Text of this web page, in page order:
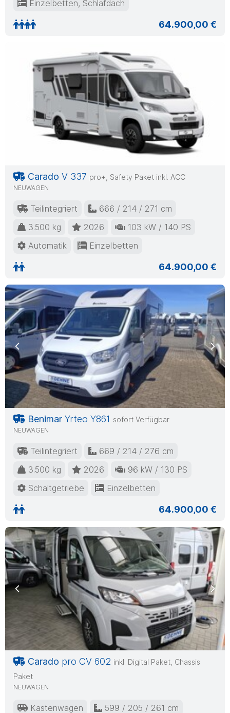
Einzelbetten, Schlafdach
64.900,00 €
Previous
Carado V 337 pro+, Safety Paket inkl. ACC
NEUWAGEN
Teilintegriert
666 / 214 / 271 cm
3.500 kg
2026
103 kW / 140 PS
Automatik
Einzelbetten
64.900,00 €
Previous Next
Benimar Yrteo Y861 sofort Verfügbar
NEUWAGEN
Teilintegriert
669 / 214 / 276 cm
3.500 kg
2026
96 kW / 130 PS
Schaltgetriebe
Einzelbetten
64.900,00 €
Previous Next
Carado pro CV 602 inkl. Digital Paket, Chassis
Paket
NEUWAGEN
Kastenwagen
599 / 205 / 261 cm